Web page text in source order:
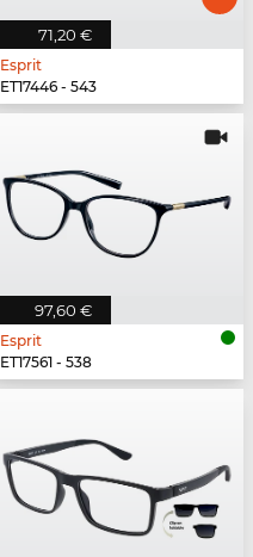
71,20 €
Esprit
ET17446 - 543
97,60 €
Esprit
ET17561 - 538